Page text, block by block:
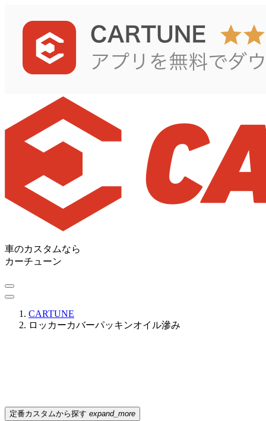
車のカスタムなら
カーチューン
CARTUNE
ロッカーカバーパッキンオイル滲み
定番カスタムから探す expand_more